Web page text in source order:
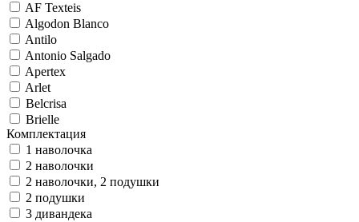
AF Texteis
Algodon Blanco
Antilo
Antonio Salgado
Apertex
Arlet
Belcrisa
Brielle
Комплектация
1 наволочка
2 наволочки
2 наволочки, 2 подушки
2 подушки
3 дивандека